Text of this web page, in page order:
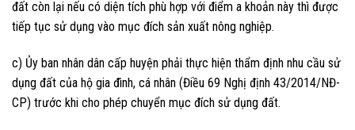
đất còn lại nếu có diện tích phù hợp với điểm a khoản này thì được
tiếp tục sử dụng vào mục đích sản xuất nông nghiệp.
c) Ủy ban nhân dân cấp huyện phải thực hiện thẩm định nhu cầu sử
dụng đất của hộ gia đình, cá nhân (Điều 69 Nghị định 43/2014/NĐ-
CP) trước khi cho phép chuyển mục đích sử dụng đất.